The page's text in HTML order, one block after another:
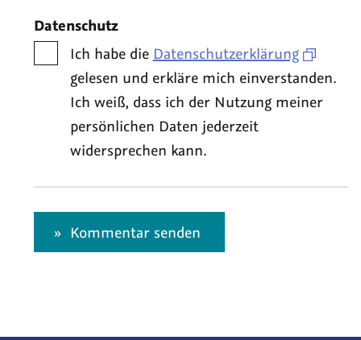
Datenschutz
Ich habe die Datenschutzerklärung
gelesen und erkläre mich einverstanden.
Ich weiß, dass ich der Nutzung meiner
persönlichen Daten jederzeit
widersprechen kann.
Kommentar senden